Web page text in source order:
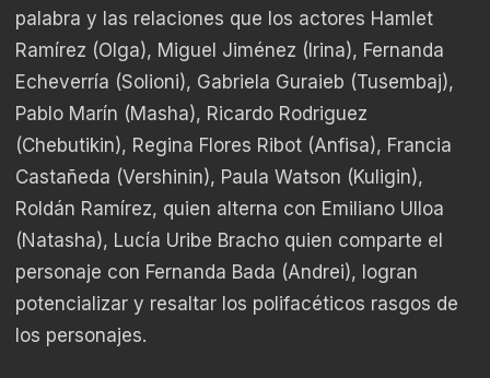
palabra y las relaciones que los actores Hamlet
Ramírez (Olga), Miguel Jiménez (Irina), Fernanda
Echeverría (Solioni), Gabriela Guraieb (Tusembaj),
Pablo Marín (Masha), Ricardo Rodriguez
(Chebutikin), Regina Flores Ribot (Anfisa), Francia
Castañeda (Vershinin), Paula Watson (Kuligin),
Roldán Ramírez, quien alterna con Emiliano Ulloa
(Natasha), Lucía Uribe Bracho quien comparte el
personaje con Fernanda Bada (Andrei), logran
potencializar y resaltar los polifacéticos rasgos de
los personajes.